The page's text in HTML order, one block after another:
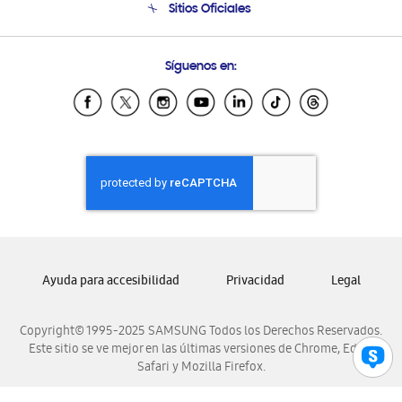
Condiciones de Compra
Soporte vía eMail
Sitios Oficiales
Samsung Ecuador
Samsung El Salvador
Samsung Honduras
Samsung Nicaragua
Samsung Panamá
Samsung Venezuela
Síguenos en:
Copyright© 1995-2025 SAMSUNG Todos los Derechos Reservados.
Este sitio se ve mejor en las últimas versiones de Chrome, Edge,
Safari y Mozilla Firefox.
Ayuda para accesibilidad Privacidad Legal